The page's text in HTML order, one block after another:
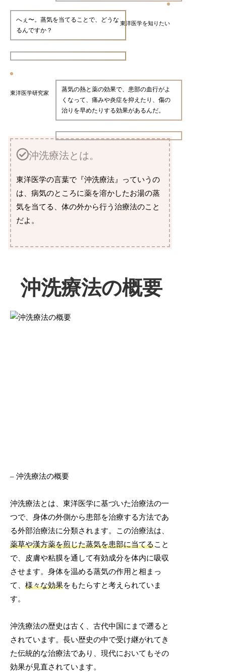
東洋医学を知りたい
へぇ〜。蒸気を当てることで、どうな
るんですか？
東洋医学研究家
蒸気の熱と薬の効果で、患部の血行がよ
くなって、痛みや炎症を抑えたり、傷の
治りを早めたりする効果があるんだ。
沖洗療法とは。
東洋医学の言葉で『沖洗療法』っていうの
は、病気のところに薬を溶かしたお湯の蒸
気を当てる、体の外から行う治療法のこと
だよ。
沖洗療法の概要
– 沖洗療法の概要
沖洗療法とは、東洋医学に基づいた治療法の一
つで、身体の外側から患部を治療する方法であ
る外部治療法に分類されます。この治療法は、
薬草や漢方薬を煎じた蒸気を患部に当てること
で、皮膚や粘膜を通して有効成分を体内に吸収
させます。身体を温める蒸気の作用と相まっ
て、様々な効果をもたらすと考えられていま
す。
沖洗療法の歴史は古く、古代中国にまで遡ると
されています。長い歴史の中で受け継がれてき
た伝統的な治療法であり、現代においてもその
効果が見直されています。